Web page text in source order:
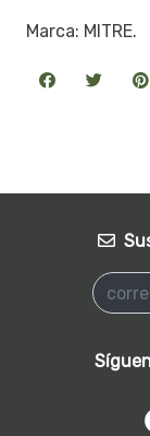
Marca: MITRE.